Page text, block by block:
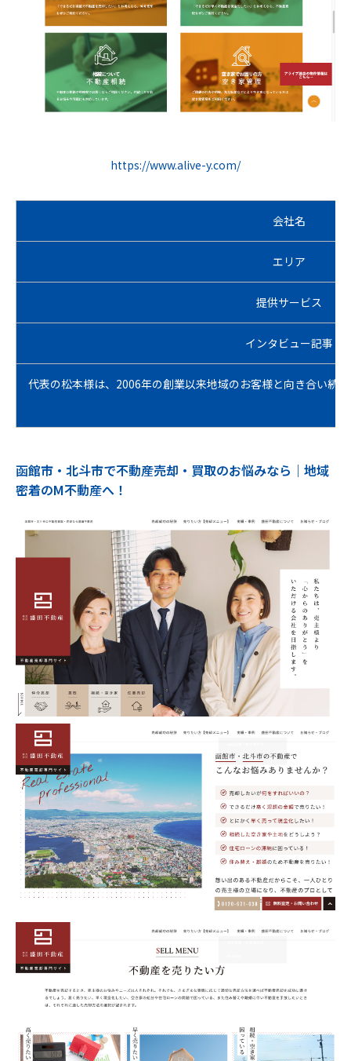
https://www.alive-y.com/
会社名
エリア
提供サービス
インタビュー記事
代表の松本様は、2006年の創業以来地域のお客様と向き合い続
函館市・北斗市で不動産売却・買取のお悩みなら｜地域
密着のM不動産へ！